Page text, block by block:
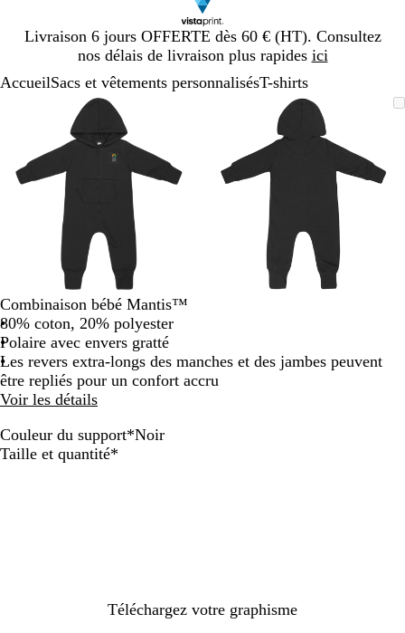
Livraison 6 jours OFFERTE dès 60 € (HT). Consultez
nos délais de livraison plus rapides ici
Diapositive
1
AccueilSacs et vêtements personnalisésT-shirts
Image
zoomable
Zoom
minimum
Cliquez
pour
développer
Utilisez
touches
plus
moins
zoomer
et
les
touches
fléchées
pour
faire
défiler
Image
zoomable
Zoom
minimum
Cliquez
pour
développer
Utilisez
touches
moins
zoomer
et
les
touches
défiler
Combinaison bébé Mantis™
80% coton, 20% polyester
Polaire avec envers gratté
Les revers extra-longs des manches et des jambes peuvent
être repliés pour un confort accru
Voir les détails
Couleur du support*Noir
G
N
B
Taille et quantité*
Téléchargez votre graphisme